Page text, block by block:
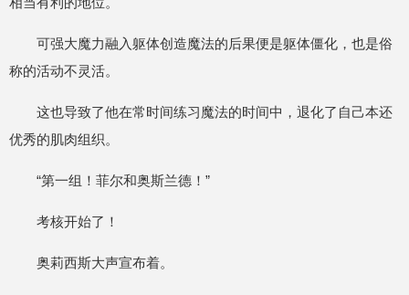
可强大魔力融入躯体创造魔法的后果便是躯体僵化，也是俗
称的活动不灵活。
这也导致了他在常时间练习魔法的时间中，退化了自己本还
优秀的肌肉组织。
“第一组！菲尔和奥斯兰德！”
考核开始了！
奥莉西斯大声宣布着。